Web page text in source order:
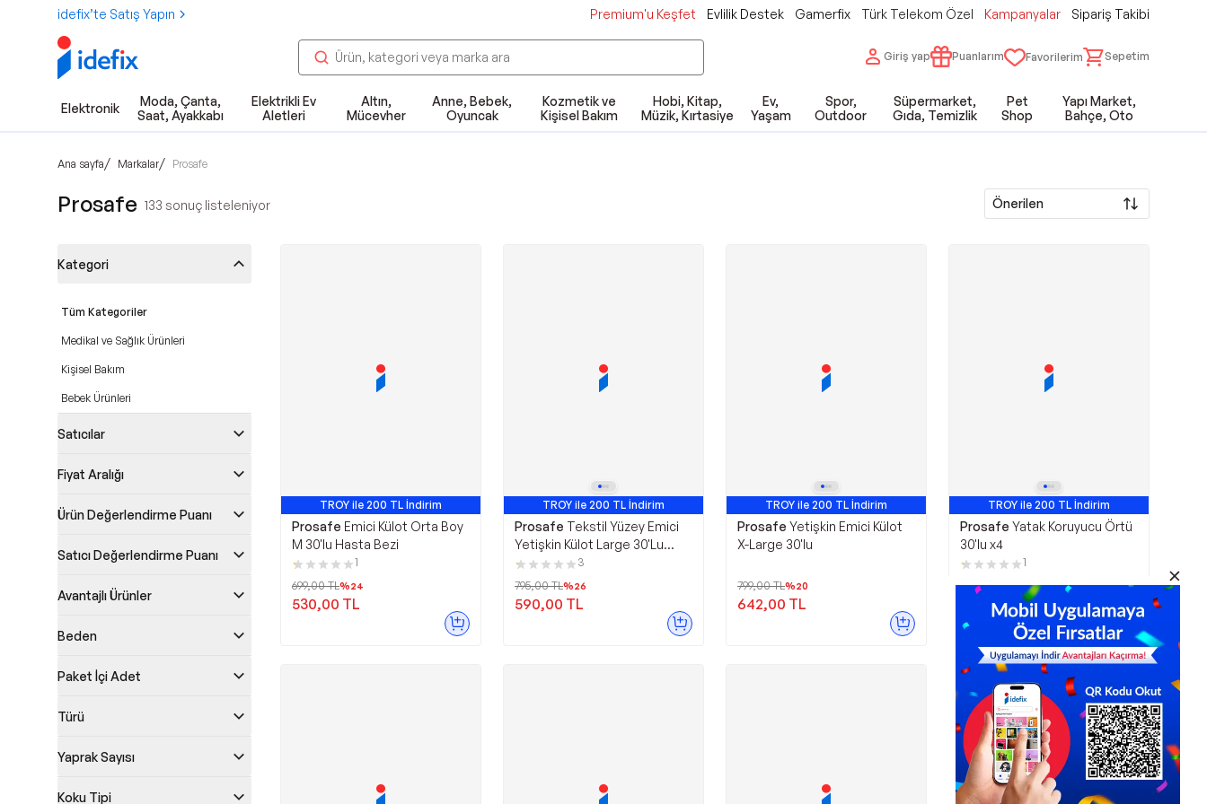
idefix’te Satış Yapın Premium'u Keşfet Evlilik Destek Gamerfix Türk Telekom Özel Kampanyalar Sipariş Takibi
Giriş yap Puanlarım Favorilerim Sepetim
Elektronik
Moda, Çanta,
Saat, Ayakkabı
Elektrikli Ev
Aletleri
Altın,
Mücevher
Anne, Bebek,
Oyuncak
Kozmetik ve
Kişisel Bakım
Hobi, Kitap,
Müzik, Kırtasiye
Ev,
Yaşam
Spor,
Outdoor
Süpermarket,
Gıda, Temizlik
Pet
Shop
Yapı Market,
Bahçe, Oto
Ana sayfa/ Markalar/ Prosafe
Prosafe 133 sonuç listeleniyor Önerilen
Kategori
Tüm Kategoriler
Medikal ve Sağlık Ürünleri
Kişisel Bakım
Bebek Ürünleri
Satıcılar
Fiyat Aralığı
Ürün Değerlendirme Puanı
Satıcı Değerlendirme Puanı
Avantajlı Ürünler
Beden
Paket İçi Adet
Türü
Yaprak Sayısı
Koku Tipi
TROY ile 200 TL İndirim
Prosafe Emici Külot Orta Boy
M 30'lu Hasta Bezi
1
699,00TL%24
530,00 TL
TROY ile 200 TL İndirim
Prosafe Tekstil Yüzey Emici
Yetişkin Külot Large 30'Lu
Paket
3
795,00TL%26
590,00 TL
TROY ile 200 TL İndirim
Prosafe Yetişkin Emici Külot
X-Large 30'lu
799,00TL%20
642,00 TL
TROY ile 200 TL İndirim
Prosafe Yatak Koruyucu Örtü
30'lu x4
1
955,00TL